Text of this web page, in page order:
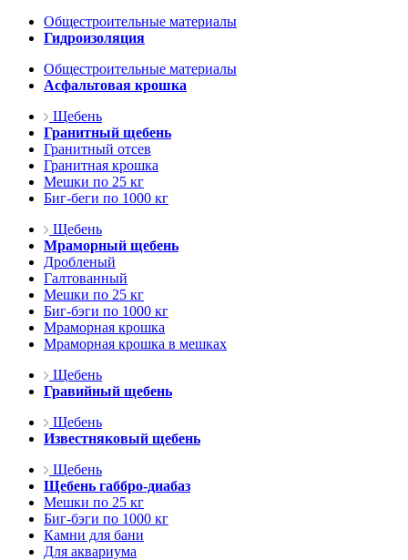
Общестроительные материалы
Гидроизоляция
Общестроительные материалы
Асфальтовая крошка
Щебень
Гранитный щебень
Гранитный отсев
Гранитная крошка
Мешки по 25 кг
Биг-беги по 1000 кг
Щебень
Мраморный щебень
Дробленый
Галтованный
Мешки по 25 кг
Биг-бэги по 1000 кг
Мраморная крошка
Мраморная крошка в мешках
Щебень
Гравийный щебень
Щебень
Известняковый щебень
Щебень
Щебень габбро-диабаз
Мешки по 25 кг
Биг-бэги по 1000 кг
Камни для бани
Для аквариума